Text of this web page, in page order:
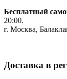
Бесплатный
20:00.
г. Москва,
Доставка в